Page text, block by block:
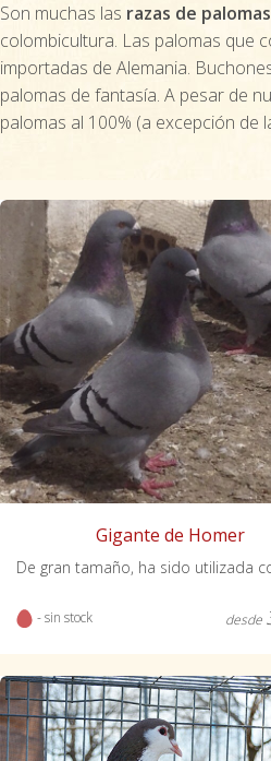
Son muchas las razas de palomas
colombicultura. Las palomas que
importadas de Alemania.
palomas de fantasía. A pesar de
palomas al 100% (a excepción de
Gigante de Homer
- sin stock desde